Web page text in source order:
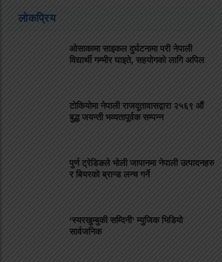
लोकप्रिय
ओसाकामा साइकल दुर्घटनामा परी नेपाली
विद्यार्थी गम्भीर घाइते, सहयोगको लागि अपिल
टोकियोमा नेपाली राजदूतावासद्वारा २५६९ औं
बुद्ध जयन्ती भव्यतापूर्वक सम्पन्न
पुर्ण ट्रेडिङले भोली जापानमा नेपाली उत्पादनहरु
र बियरको ब्रान्ड लन्च गर्ने
‘स्यरखुम्बुकी सम्दिनी’ म्युजिक भिडियो
सार्वजनिक